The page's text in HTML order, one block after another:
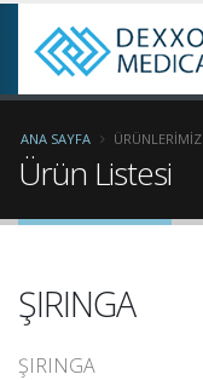
ANA SAYFA ÜRÜNLERIMIZ
Ürün Listesi
ŞIRINGA
ŞIRINGA